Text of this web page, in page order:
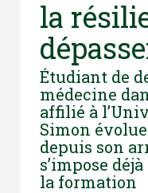
la
Étudiant de
médecine
affilié à
Simon
depuis son
s’impose
la formation